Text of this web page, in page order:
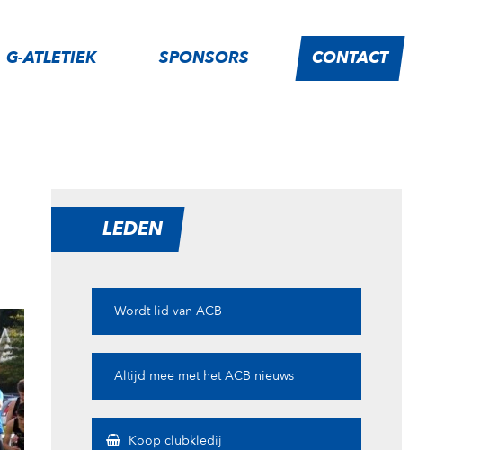
G-ATLETIEK SPONSORS CONTACT
LEDEN
Wordt lid van ACB
Altijd mee met het ACB nieuws
Koop clubkledij